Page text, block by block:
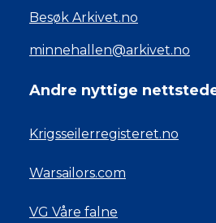
Besøk Arkivet.no
minnehallen@arkivet.no
Andre nyttige
Krigsseilerregisteret.no
Warsailors.com
VG Våre falne